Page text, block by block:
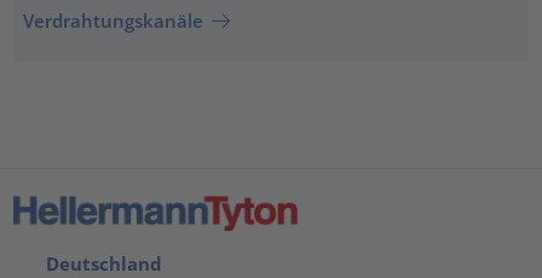
Verdrahtungskanäle
Deutschland